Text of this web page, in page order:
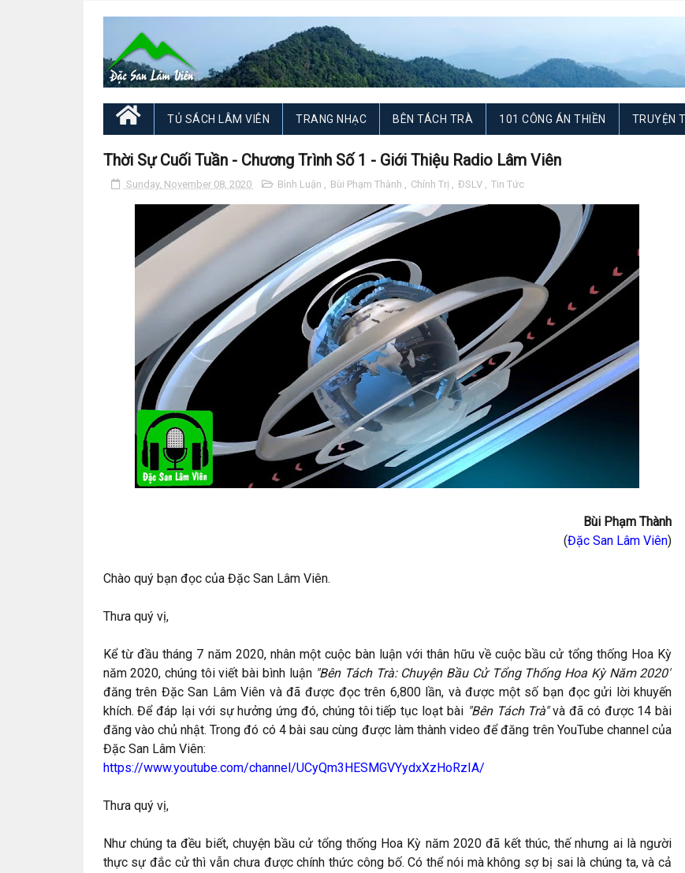
TỦ SÁCH LÂM VIÊN TRANG NHẠC BÊN TÁCH TRÀ 101 CÔNG ÁN THIỀN TRUYỆN
Thời Sự Cuối Tuần - Chương Trình Số 1 - Giới Thiệu Radio Lâm Viên
Sunday, November 08, 2020 Bình Luận , Bùi Phạm Thành , Chính Trị , ĐSLV , Tin Tức
Bùi Phạm Thành
(Đặc San Lâm Viên)
Chào quý bạn đọc của Đặc San Lâm Viên.
Thưa quý vị,
Kể từ đầu tháng 7 năm 2020, nhân một cuộc bàn luận với thân hữu về cuộc bầu cử tổng thống Hoa Kỳ
năm 2020, chúng tôi viết bài bình luận "Bên Tách Trà: Chuyện Bầu Cử Tổng Thống Hoa Kỳ Năm 2020"
đăng trên Đặc San Lâm Viên và đã được đọc trên 6,800 lần, và được một số bạn đọc gửi lời khuyến
khích. Để đáp lại với sự hưởng ứng đó, chúng tôi tiếp tục loạt bài "Bên Tách Trà"và đã có được 14 bài
đăng vào chủ nhật. Trong đó có 4 bài sau cùng được làm thành video để đăng trên YouTube channel của
Đặc San Lâm Viên:
https://www.youtube.com/channel/UCyQm3HESMGVYydxXzHoRzIA/
Thưa quý vị,
Như chúng ta đều biết, chuyện bầu cử tổng thống Hoa Kỳ năm 2020 đã kết thúc, thế nhưng ai là người
thực sự đắc cử thì vẫn chưa được chính thức công bố. Có thể nói mà không sợ bị sai là chúng ta, và cả